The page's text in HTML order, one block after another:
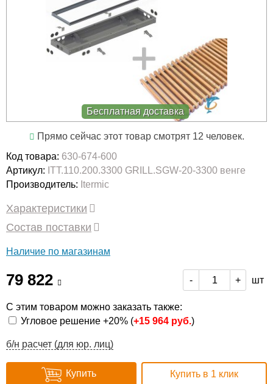
Бесплатная доставка
Прямо сейчас этот товар смотрят 12 человек.
Код товара: 630-674-600
Артикул: ITT.110.200.3300 GRILL.SGW-20-3300 венге
Производитель: Itermic
Характеристики
Состав поставки
Наличие по магазинам
79 822 - + шт
С этим товаром можно заказать также:
Угловое решение +20% (+15 964 руб.)
б/н расчет (для юр. лиц)
Купить Купить в 1 клик